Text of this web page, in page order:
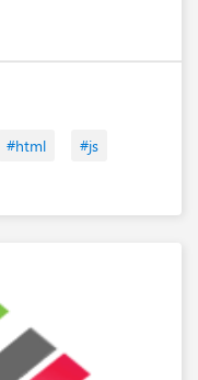
#html
#js